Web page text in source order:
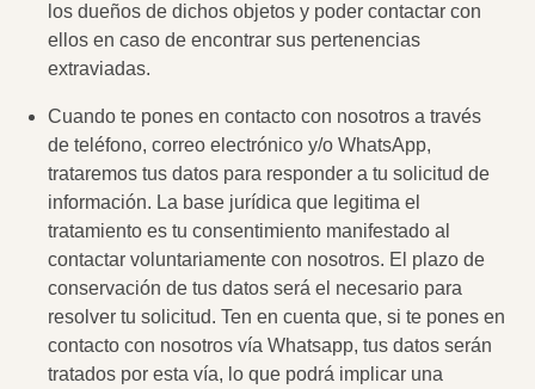
los dueños de dichos objetos y poder contactar con
ellos en caso de encontrar sus pertenencias
extraviadas.
Cuando te pones en contacto con nosotros a través
de teléfono, correo electrónico y/o WhatsApp,
trataremos tus datos para responder a tu solicitud de
información. La base jurídica que legitima el
tratamiento es tu consentimiento manifestado al
contactar voluntariamente con nosotros. El plazo de
conservación de tus datos será el necesario para
resolver tu solicitud. Ten en cuenta que, si te pones en
contacto con nosotros vía Whatsapp, tus datos serán
tratados por esta vía, lo que podrá implicar una